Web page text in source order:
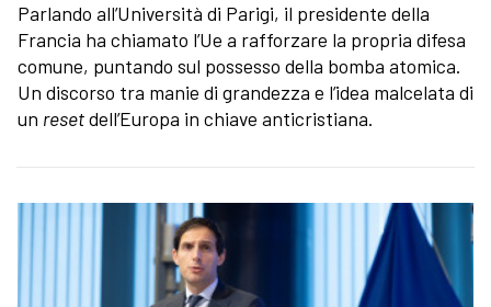
Parlando all’Università di Parigi, il presidente della
Francia ha chiamato l’Ue a rafforzare la propria difesa
comune, puntando sul possesso della bomba atomica.
Un discorso tra manie di grandezza e l’idea malcelata di
un resetdell’Europa in chiave anticristiana.